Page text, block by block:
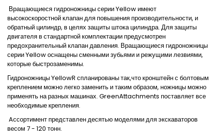
Вращающиеся гидроножницы серии Yellow имеют
высокоскоростной клапан для повышения производительности, и
обратный цилиндр, в целях защиты штока цилиндра. Для защиты
двигателя в стандартной комплектации предусмотрен
предохранительный клапан давления. Вращающиеся гидроножницы
серии Yellow оснащены сменными зубьями и режущими лезвиями,
которые быстрозаменимы.
Гидроножницы YellowR спланированы так,что кронштейн с болтовым
креплением можно легко заменить и таким образом, ножницы можно
применять на разных машинах. GreenAttachments поставляет все
необходимые крепления.
Aссортимент представлен десятью моделями для экскаваторов
весом 7 - 120 тонн.